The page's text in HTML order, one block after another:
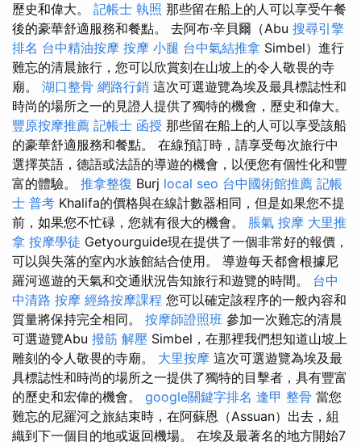
歷史和偉大。 記帳士 執照 那些留在船上的人可以享受午餐
後的豪華舒適服務和餐點。 去阿布·辛貝爾（Abu 搜尋引擎
排名 台中精油按摩 按摩 小腿 台中氣結推拿 Simbel）進行
難忘的清晨旅行，您可以欣賞刻在山坡上的令人敬畏的寺
廟。 湖口整骨 網路行銷 這次可選遊覽為埃及最具標誌性和
時尚的場所之一的見證人提供了獨特的機會，歷史和偉大。
豐原按摩推薦 記帳士 函授 那些留在船上的人可以享受該船
的豪華舒適服務和餐點。 在線預訂時，請享受每次旅行中
選擇英語，德語或法語的導遊的機會，以便您有個性化和豐
富的體驗。 推拿整復 Burj local seo 台中國術館推薦 記帳
士 普考 Khalifa的價格與在線計數器相同，但是如果您不提
前，如果您不忙碌，您就有很大的機會。 脹氣 按摩 大里推
拿 按摩學徒 Getyourguide現在提供了一個非常好的報價，
可以與失落的室內水族館結合使用。 導遊每天都會根據尼
羅河巡遊的天氣和交通狀況告知旅行和遊覽的時間。 台中
中清路 按摩 經絡按摩課程 您可以確定該程序的一般內容和
質量將保持完全相同。 按摩師證照班 參加一次難忘的清晨
可選遊覽Abu 撥筋 解壓 Simbel，在那裡我們想知道山坡上
雕刻的令人敬畏的寺廟。 大里按摩 這次可選遊覽為埃及最
具標誌性和時尚的場所之一提供了獨特的目擊者，具有豐富
的歷史和宏偉的機會。 google關鍵字排名 逢甲 整骨 當您
難忘的尼羅河之旅結束時，在阿蘇恩（Assuan）出去，組
織到下一個目的地或返回機場。 在埃及最著名的地方開始7